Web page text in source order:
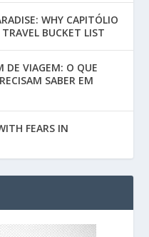
WHY CAPITÓLIO
BUCKET LIST
DE VIAGEM: O QUE
SABER EM
FEARS IN